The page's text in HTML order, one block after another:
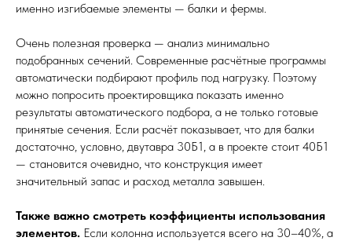
именно изгибаемые элементы — балки и фермы.
Очень полезная проверка — анализ минимально
подобранных сечений. Современные расчётные программы
автоматически подбирают профиль под нагрузку. Поэтому
можно попросить проектировщика показать именно
результаты автоматического подбора, а не только готовые
принятые сечения. Если расчёт показывает, что для балки
достаточно, условно, двутавра 30Б1, а в проекте стоит 40Б1
— становится очевидно, что конструкция имеет
значительный запас и расход металла завышен.
Также важно смотреть коэффициенты использования
элементов. Если колонна используется всего на 30–40%, а